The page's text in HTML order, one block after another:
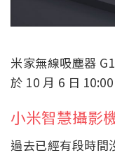
米家無線吸塵器
於 10 月 6 日 10:00
小米智慧攝影
過去已經有段時間